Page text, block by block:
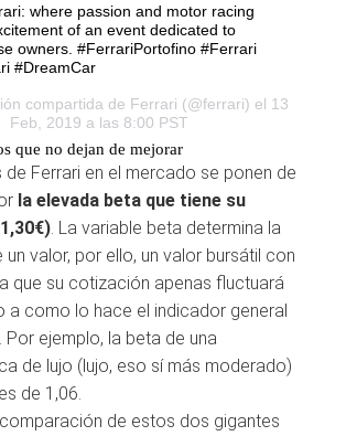
where passion and motor racing
of an event dedicated to
owners. #FerrariPortofino #Ferrari
#DreamCar
compartida de Ferrari (@ferrari) el 13
Feb, 2019 a las 8:00 PST
que no dejan de mejorar
de Ferrari en el mercado se ponen de
la elevada beta que tiene su
. La variable beta determina la
valor, por ello, un valor bursátil con
que su cotización apenas fluctuará
a como lo hace el indicador general
Por ejemplo, la beta de una
de lujo (lujo, eso sí más moderado)
es de 1,06.
de estos dos gigantes